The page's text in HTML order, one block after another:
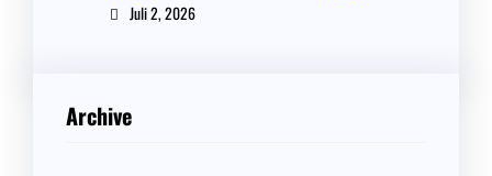
Juli 2, 2026
Archive